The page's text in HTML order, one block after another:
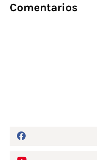
Comentarios